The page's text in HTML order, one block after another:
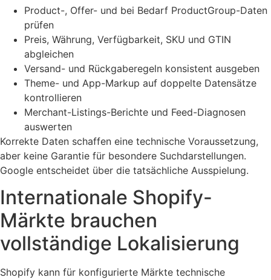
Product-, Offer- und bei Bedarf ProductGroup-Daten
prüfen
Preis, Währung, Verfügbarkeit, SKU und GTIN
abgleichen
Versand- und Rückgaberegeln konsistent ausgeben
Theme- und App-Markup auf doppelte Datensätze
kontrollieren
Merchant-Listings-Berichte und Feed-Diagnosen
auswerten
Korrekte Daten schaffen eine technische Voraussetzung,
aber keine Garantie für besondere Suchdarstellungen.
Google entscheidet über die tatsächliche Ausspielung.
Internationale Shopify-
Märkte brauchen
vollständige Lokalisierung
Shopify kann für konfigurierte Märkte technische